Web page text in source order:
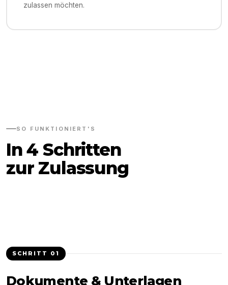
zulassen möchten.
SO FUNKTIONIERT'S
In 4 Schritten
zur Zulassung
SCHRITT 01
Dokumente & Unterlagen